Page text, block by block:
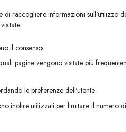
raccogliere informazioni sull'utilizzo
il consenso.
pagine vengono visitate più
le preferenze dell'utente.
inoltre utilizzati per limitare il numero